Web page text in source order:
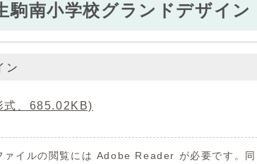
駒南小学校グランドデザイン
ン
式、685.02KB)
ァイルの閲覧には Adobe Reader が必要です。